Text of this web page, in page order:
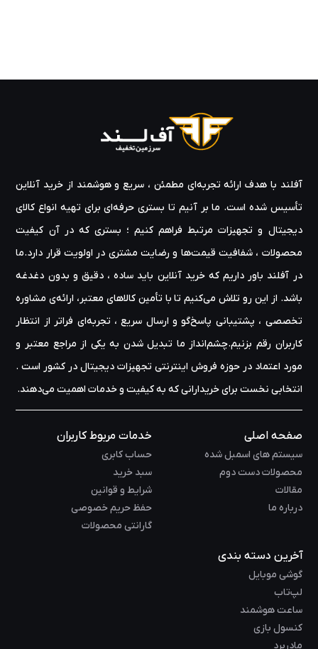
آفلند با هدف ارائه‌ تجربه‌ای مطمئن ، سریع و هوشمند از خرید آنلاین
تأسیس شده است. ما بر آنیم تا بستری حرفه‌ای برای تهیه‌ انواع کالای
دیجیتال و تجهیزات مرتبط فراهم کنیم ؛ بستری که در آن کیفیت
محصولات ، شفافیت قیمت‌ها و رضایت مشتری در اولویت قرار دارد.ما
در آفلند باور داریم که خرید آنلاین باید ساده ، دقیق و بدون دغدغه
باشد. از این رو تلاش می‌کنیم تا با تأمین کالاهای معتبر، ارائه‌ی مشاوره‌
تخصصی ، پشتیبانی پاسخ‌گو و ارسال سریع ، تجربه‌ای فراتر از انتظار
کاربران رقم بزنیم.چشم‌انداز ما تبدیل شدن به یکی از مراجع معتبر و
مورد اعتماد در حوزه‌ فروش اینترنتی تجهیزات دیجیتال در کشور است .
انتخابی نخست برای خریدارانی که به کیفیت و خدمات اهمیت می‌دهند.
صفحه اصلی
سیستم های اسمبل شده
محصولات دست دوم
مقالات
درباره ما
خدمات مربوط کاربران
حساب کابری
سبد خرید
شرایط و قوانین
حفظ حریم خصوصی
گارانتی محصولات
آخرین دسته بندی
گوشی موبایل
لپ‌تاب
ساعت هوشمند
کنسول بازی
مادربرد